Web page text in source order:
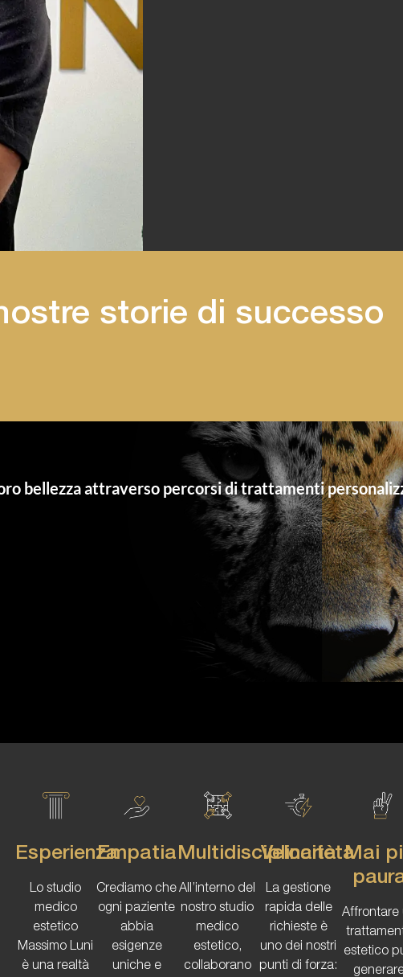
storie di successo
bellezza attraverso percorsi di trattamenti
Esperienza
Lo studio
medico
estetico
Massimo Luni
è una realtà
Empatia
Crediamo che
ogni paziente
abbia
esigenze
uniche e
Multidisciplinarietà
All’interno del
nostro studio
medico
estetico,
collaborano
Velocità
La gestione
rapida delle
richieste è
uno dei nostri
punti di forza:
Mai
Affrontare
estetico